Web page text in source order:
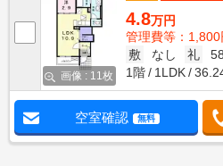
画像 : 11枚
4.8万円
管理費等：1,800
敷
なし 礼
1階
1LDK
空室確認 無料